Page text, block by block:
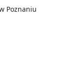
Poznaniu